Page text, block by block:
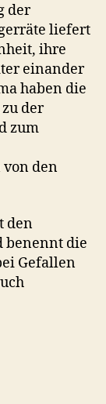
der
liefert
ihre
einander
haben die
der
zum
den
den
benennt die
Gefallen